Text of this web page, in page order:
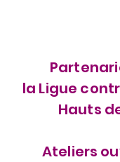
la Ligue
Hauts
Ateliers